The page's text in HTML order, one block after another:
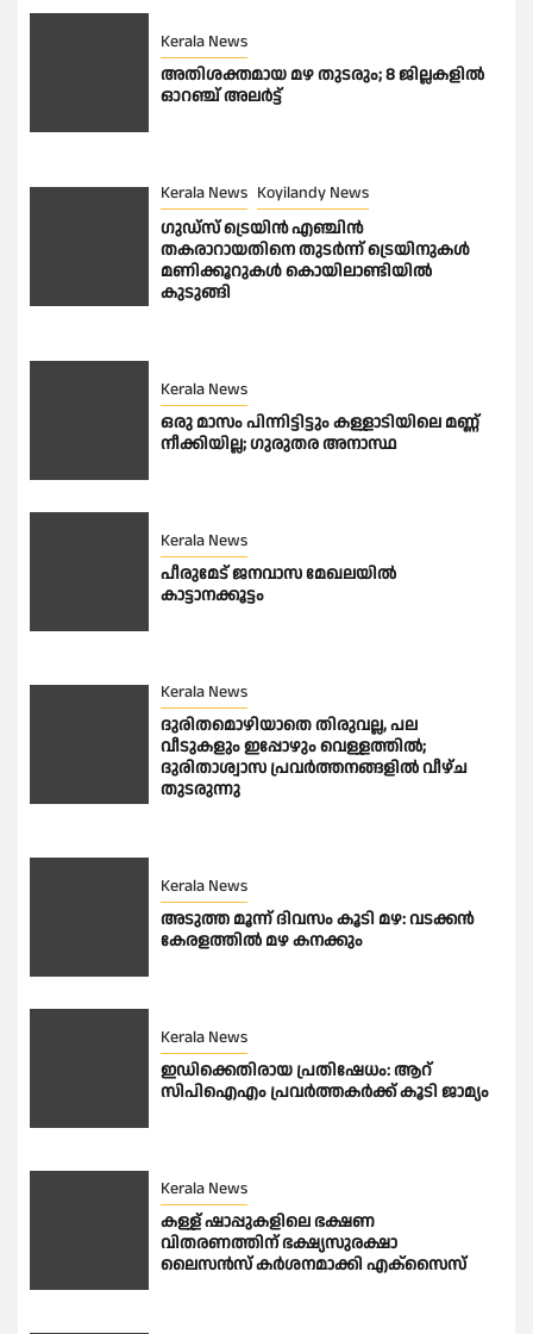
Kerala News
അതിശക്തമായ മഴ തുടരും; 8 ജില്ലകളില്‍
ഓറഞ്ച് അലര്‍ട്ട്
Kerala News Koyilandy News
ഗുഡ്സ് ട്രെയിൻ എഞ്ചിൻ
തകരാറായതിനെ തുടർന്ന് ട്രെയിനുകൾ
മണിക്കൂറുകൾ കൊയിലാണ്ടിയിൽ
കുടുങ്ങി
Kerala News
ഒരു മാസം പിന്നിട്ടിട്ടും കള്ളാടിയിലെ മണ്ണ്
നീക്കിയില്ല; ഗുരുതര അനാസ്ഥ
Kerala News
പീരുമേട് ജനവാസ മേഖലയിൽ
കാട്ടാനക്കൂട്ടം
Kerala News
ദുരിതമൊഴിയാതെ തിരുവല്ല, പല
വീടുകളും ഇപ്പോഴും വെള്ളത്തിൽ;
ദുരിതാശ്വാസ പ്രവർത്തനങ്ങളിൽ വീഴ്ച
തുടരുന്നു
Kerala News
അടുത്ത മൂന്ന് ദിവസം കൂടി മഴ: വടക്കൻ
കേരളത്തിൽ മഴ കനക്കും
Kerala News
ഇഡിക്കെതിരായ പ്രതിഷേധം: ആറ്
സിപിഐഎം പ്രവര്‍ത്തകര്‍ക്ക് കൂടി ജാമ്യം
Kerala News
കള്ള് ഷാപ്പുകളിലെ ഭക്ഷണ
വിതരണത്തിന് ഭക്ഷ്യസുരക്ഷാ
ലൈസന്‍സ് കര്‍ശനമാക്കി എക്‌സൈസ്